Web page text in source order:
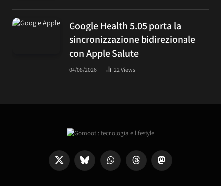
Google Health 5.05 porta la
sincronizzazione bidirezionale
con Apple Salute
04/08/2026 22 Views
X
(Twitter)
Bluesky WhatsAppThreads Mastodon